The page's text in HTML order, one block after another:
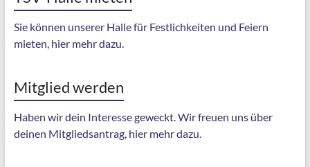
Sie können unserer Halle für Festlichkeiten und Feiern
mieten, hier mehr dazu.
Mitglied werden
Haben wir dein Interesse geweckt. Wir freuen uns über
deinen Mitgliedsantrag, hier mehr dazu.